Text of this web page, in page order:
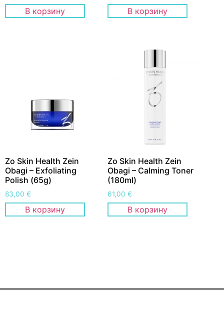
В корзину В корзину
Zo Skin Health Zein
Obagi – Exfoliating
Polish (65g)
83,00 €
В корзину
Zo Skin Health Zein
Obagi – Calming Toner
(180ml)
61,00€
В корзину